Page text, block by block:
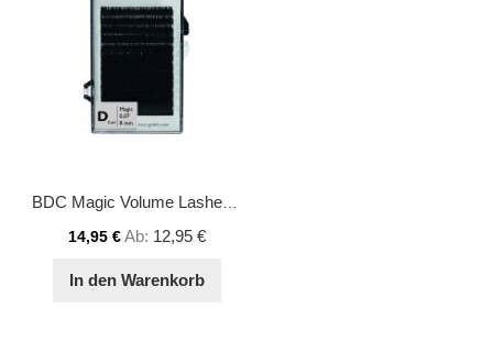
BDC Magic Volume Lashes D-Curl 0,07 - 8 mm
14,95 €Ab 12,95 €
In den Warenkorb